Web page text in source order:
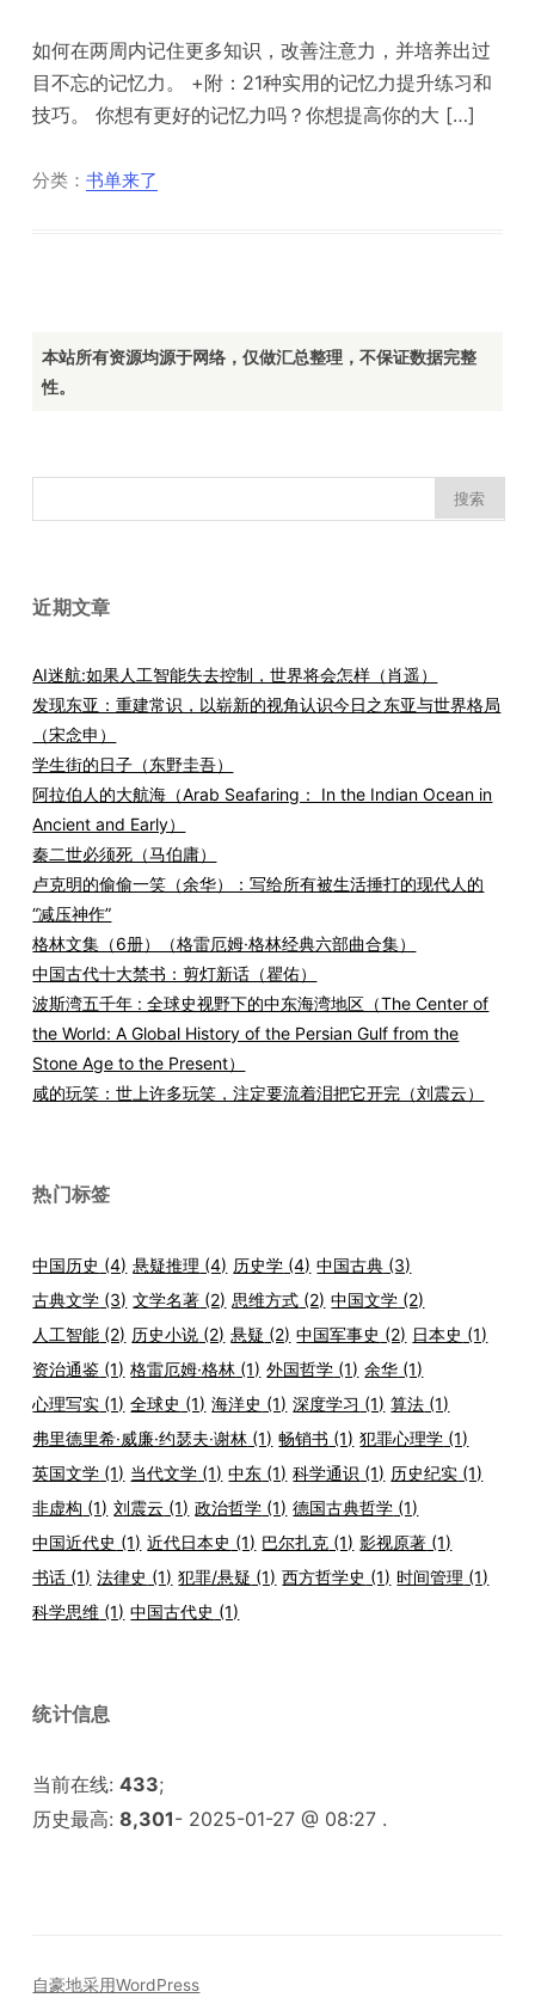
如何在两周内记住更多知识，改善注意力，并培养出过
目不忘的记忆力。 +附：21种实用的记忆力提升练习和
技巧。 你想有更好的记忆力吗？你想提高你的大 […]
分类：书单来了
本站所有资源均源于网络，仅做汇总整理，不保证数据完整
性。
索：
近期文章
AI迷航:如果人工智能失去控制，世界将会怎样（肖遥）
发现东亚：重建常识，以崭新的视角认识今日之东亚与世界格局
（宋念申）
学生街的日子（东野圭吾）
阿拉伯人的大航海（Arab Seafaring： In the Indian Ocean in
Ancient and Early）
秦二世必须死（马伯庸）
卢克明的偷偷一笑（余华）：写给所有被生活捶打的现代人的
“减压神作”
格林文集（6册）（格雷厄姆·格林经典六部曲合集）
中国古代十大禁书：剪灯新话（瞿佑）
波斯湾五千年 : 全球史视野下的中东海湾地区（The Center of
the World: A Global History of the Persian Gulf from the
Stone Age to the Present）
咸的玩笑：世上许多玩笑，注定要流着泪把它开完（刘震云）
热门标签
中国历史 (4) 悬疑推理 (4) 历史学 (4) 中国古典 (3)
古典文学 (3) 文学名著 (2) 思维方式 (2) 中国文学 (2)
人工智能 (2) 历史小说 (2) 悬疑 (2) 中国军事史 (2) 日本史 (1)
资治通鉴 (1) 格雷厄姆·格林 (1) 外国哲学 (1) 余华 (1)
心理写实 (1) 全球史 (1) 海洋史 (1) 深度学习 (1) 算法 (1)
弗里德里希·威廉·约瑟夫·谢林 (1) 畅销书 (1) 犯罪心理学 (1)
英国文学 (1) 当代文学 (1) 中东 (1) 科学通识 (1) 历史纪实 (1)
非虚构 (1) 刘震云 (1) 政治哲学 (1) 德国古典哲学 (1)
中国近代史 (1) 近代日本史 (1) 巴尔扎克 (1) 影视原著 (1)
书话 (1) 法律史 (1) 犯罪/悬疑 (1) 西方哲学史 (1) 时间管理 (1)
科学思维 (1) 中国古代史 (1)
统计信息
当前在线:433;
历史最高:8,301- 2025-01-27 @ 08:27 .
自豪地采用WordPress